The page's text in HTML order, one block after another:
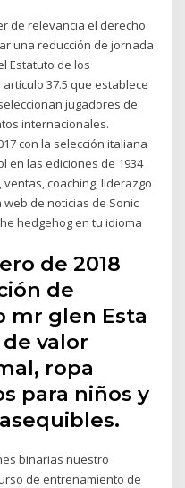
de relevancia el derecho
una reducción de jornada
Estatuto de los
37.5 que establece
jugadores de
internacionales.
con la selección italiana
en las ediciones de 1934
coaching, liderazgo
de noticias de Sonic
hedgehog en tu idioma
de 2018
de
mr glen Esta
valor
ropa
para niños y
binarias nuestro
de entrenamiento de